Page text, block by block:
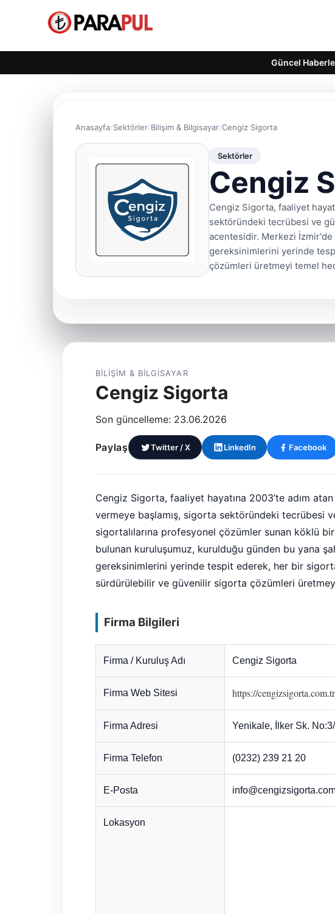
Güncel
Anasayfa Sektörler Bilişim & Bilgisayar Cengiz Sigorta
Sektörler
Cengiz
Cengiz Sigorta, faaliyet
sektöründeki tecrübesi ve
acentesidir. Merkezi İzmir'de
gereksinimlerini yerinde
çözümleri üretmeyi temel
BILIŞIM & BILGISAYAR
Cengiz Sigorta
Son güncelleme: 23.06.2026
Paylaş Twitter / X LinkedIn Facebook
Cengiz Sigorta, faaliyet hayatına 2003’te adım
vermeye başlamış, sigorta sektöründeki tecrübesi
sigortalılarına profesyonel çözümler sunan köklü
bulunan kuruluşumuz, kurulduğu günden bu yana
gereksinimlerini yerinde tespit ederek, her bir
sürdürülebilir ve güvenilir sigorta çözümleri
Firma Bilgileri
Firma / Kuruluş Adı Cengiz Sigorta
Firma Web Sitesi https://
Firma Adresi Yenikale, İlker Sk.
Firma Telefon (0232) 239 21 20
E-Posta
Lokasyon